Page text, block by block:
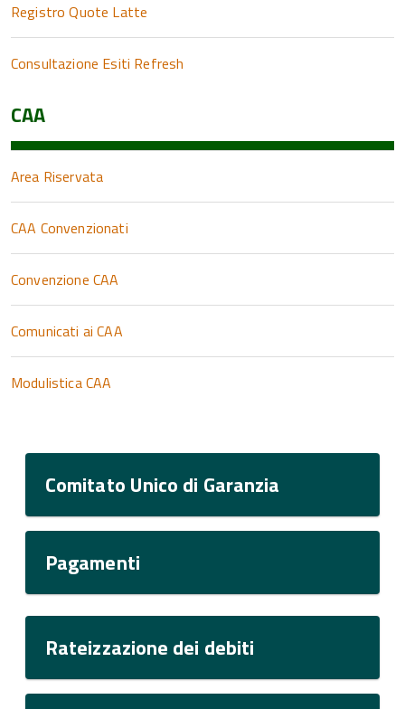
Registro Quote Latte
Consultazione Esiti Refresh
CAA
Area Riservata
CAA Convenzionati
Convenzione CAA
Comunicati ai CAA
Modulistica CAA
Comitato Unico di Garanzia
Pagamenti
Rateizzazione dei debiti